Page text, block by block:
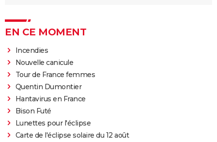
EN CE MOMENT
Incendies
Nouvelle canicule
Tour de France femmes
Quentin Dumontier
Hantavirus en France
Bison Futé
Lunettes pour l'éclipse
Carte de l'éclipse solaire du 12 août